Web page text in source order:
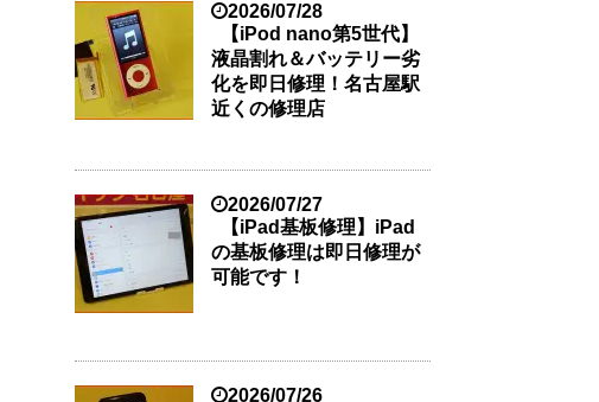
2026/07/28
【iPod nano第5世代】
液晶割れ＆バッテリー劣
化を即日修理！名古屋駅
近くの修理店
2026/07/27
【iPad基板修理】iPad
の基板修理は即日修理が
可能です！
2026/07/26